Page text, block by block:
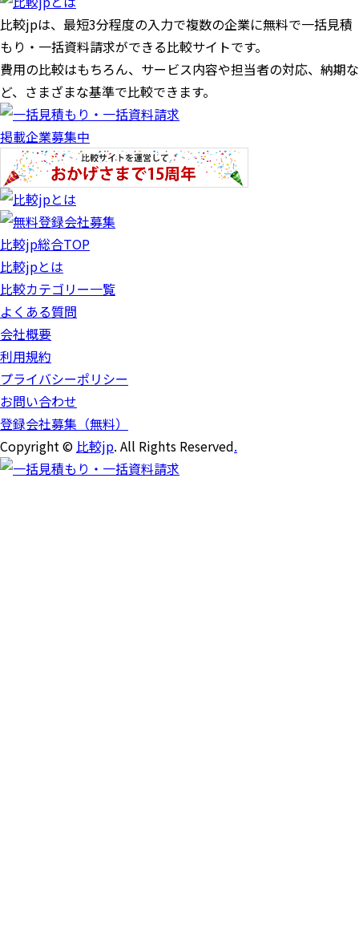
比較jpは、 最短3分程度の入力で複数の企業に無料で一括見積
もり・一括資料請求ができる比較サイトです。
費用の比較はもちろん、サービス内容や担当者の対応、納期な
ど、さまざまな基準で比較できます。
掲載企業募集中
比較jp総合TOP
比較jpとは
比較カテゴリー一覧
よくある質問
会社概要
利用規約
プライバシーポリシー
お問い合わせ
登録会社募集（無料）
Copyright ©比較jp. All Rights Reserved.